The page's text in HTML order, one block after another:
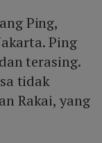
Ping,
Ping
terasing.
tidak
Rakai, yang